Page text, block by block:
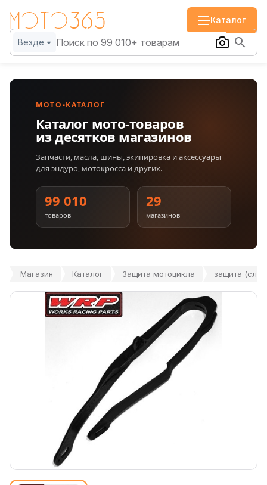
Каталог
Везде
МОТО-КАТАЛОГ
Каталог мото-товаров
из десятков магазинов
Запчасти, масла, шины, экипировка и аксессуары
для эндуро, мотокросса и других.
99 010
товаров
29
магазинов
Магазин Каталог Защита мотоцикла защита